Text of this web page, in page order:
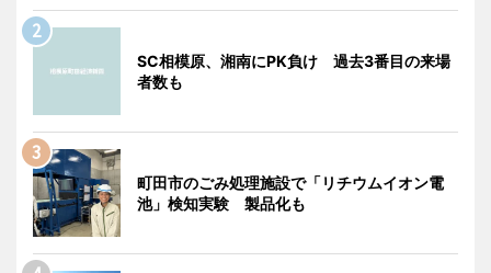
SC相模原、湘南にPK負け 過去3番目の来場
者数も
町田市のごみ処理施設で「リチウムイオン電
池」検知実験 製品化も